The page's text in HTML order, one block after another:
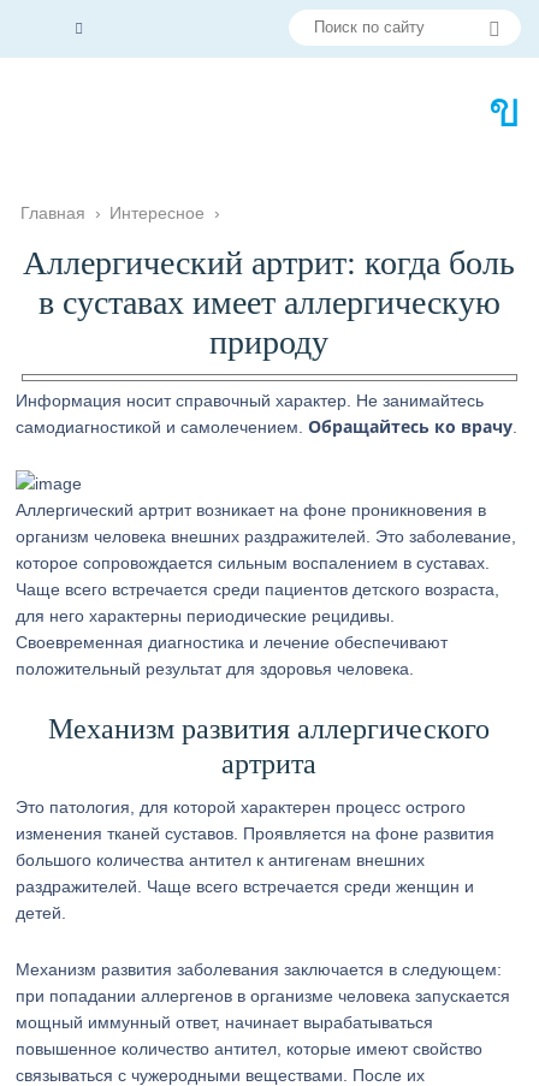
Главная › Интересное ›
Аллергический артрит: когда боль
в суставах имеет аллергическую
природу
Информация носит справочный характер. Не занимайтесь
самодиагностикой и самолечением.Обращайтесь ко врачу
Аллергический артрит возникает на фоне проникновения в
организм человека внешних раздражителей. Это заболевание,
которое сопровождается сильным воспалением в суставах.
Чаще всего встречается среди пациентов детского возраста,
для него характерны периодические рецидивы.
Своевременная диагностика и лечение обеспечивают
положительный результат для здоровья человека.
Механизм развития аллергического
артрита
Это патология, для которой характерен процесс острого
изменения тканей суставов. Проявляется на фоне развития
большого количества антител к антигенам внешних
раздражителей. Чаще всего встречается среди женщин и
детей.
Механизм развития заболевания заключается в следующем:
при попадании аллергенов в организме человека запускается
мощный иммунный ответ, начинает вырабатываться
повышенное количество антител, которые имеют свойство
связываться с чужеродными веществами. После их